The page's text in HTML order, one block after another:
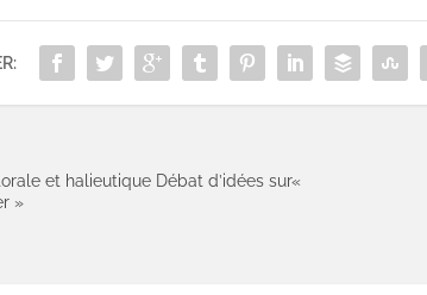
et halieutique Débat d’idées sur«
»